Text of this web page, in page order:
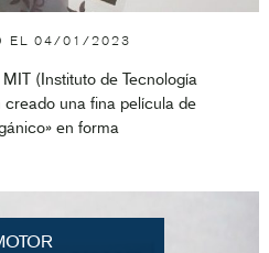
EL04/01/2023
(Instituto de Tecnología
una fina película de
en forma